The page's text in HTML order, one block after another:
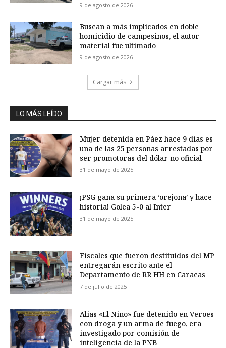
9 de agosto de 2026
Buscan a más implicados en doble
homicidio de campesinos, el autor
material fue ultimado
9 de agosto de 2026
Cargar más
LO MÁS LEÍDO
Mujer detenida en Páez hace 9 días es
una de las 25 personas arrestadas por
ser promotoras del dólar no oficial
31 de mayo de 2025
¡PSG gana su primera ‘orejona’ y hace
historia! Golea 5-0 al Inter
31 de mayo de 2025
Fiscales que fueron destituidos del MP
entregarán escrito ante el
Departamento de RR HH en Caracas
7 de julio de 2025
Alias «El Niño» fue detenido en Veroes
con droga y un arma de fuego, era
investigado por comisión de
inteligencia de la PNB